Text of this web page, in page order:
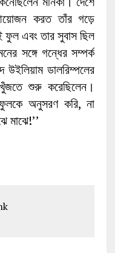
করত তাঁর গড়ে
ফুল এবং তার সুবাস ছিল
সঙ্গে গন্ধের সম্পর্ক
উইলিয়াম ডালরিম্পলের
শুরু করেছিলেন।
অনুসরণ করি, না
মাঝে!’’